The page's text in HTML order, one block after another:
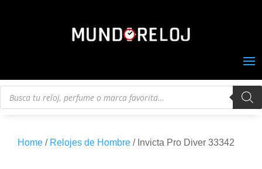
Búsqueda
Home / Relojes de Hombre / Invicta Pro Diver 33342